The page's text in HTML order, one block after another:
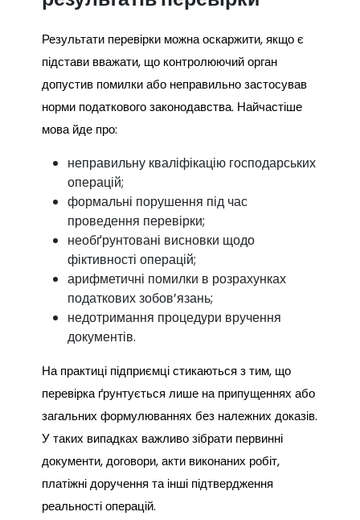
Результати перевірки можна оскаржити, якщо є
підстави вважати, що контролюючий орган
допустив помилки або неправильно застосував
норми податкового законодавства. Найчастіше
мова йде про:
неправильну кваліфікацію господарських
операцій;
формальні порушення під час
проведення перевірки;
необґрунтовані висновки щодо
фіктивності операцій;
арифметичні помилки в розрахунках
податкових зобов’язань;
недотримання процедури вручення
документів.
На практиці підприємці стикаються з тим, що
перевірка ґрунтується лише на припущеннях або
загальних формулюваннях без належних доказів.
У таких випадках важливо зібрати первинні
документи, договори, акти виконаних робіт,
платіжні доручення та інші підтвердження
реальності операцій.